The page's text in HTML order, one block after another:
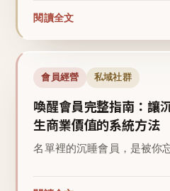
閱讀全文
會員經營 私域社群
喚醒會員完整指南：讓
生商業價值的系統方法
名單裡的沉睡會員，是被你